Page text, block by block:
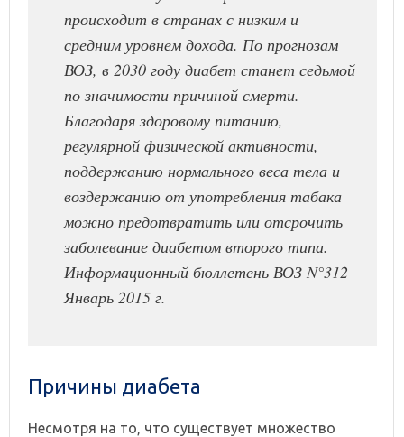
происходит в странах с низким и
средним уровнем дохода. По прогнозам
ВОЗ, в 2030 году диабет станет седьмой
по значимости причиной смерти.
Благодаря здоровому питанию,
регулярной физической активности,
поддержанию нормального веса тела и
воздержанию от употребления табака
можно предотвратить или отсрочить
заболевание диабетом второго типа.
Информационный бюллетень ВОЗ N°312
Январь 2015 г.
Причины диабета
Несмотря на то, что существует множество